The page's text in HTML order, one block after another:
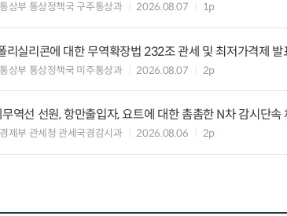
상부 통상정책국 구주통상과 2026.08.07 1p
리실리콘에 대한 무역확장법 232조 관세 및 최저가격제 발
상부 통상정책국 미주통상과 2026.08.07 2p
역선 선원, 항만출입자, 요트에 대한 촘촘한 N차 감시단
제부 관세청 관세국경감시과 2026.08.06 2p